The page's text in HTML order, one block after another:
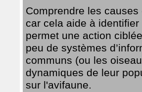
Comprendre les
car cela aide à
permet une action
peu de systèmes
communs (ou les
dynamiques de leur
sur l'avifaune.